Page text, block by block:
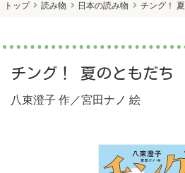
トップ 読み物 日本の読み物 チング！
チング！ 夏のともだち
八束澄子 作／宮田ナノ 絵